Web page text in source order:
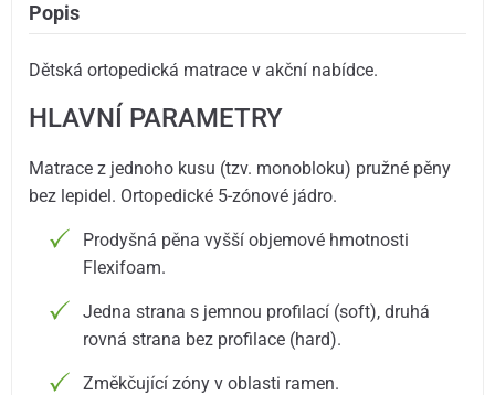
Popis
Dětská ortopedická matrace v akční nabídce.
HLAVNÍ PARAMETRY
Matrace z jednoho kusu (tzv. monobloku) pružné pěny
bez lepidel. Ortopedické 5-zónové jádro.
Prodyšná pěna vyšší objemové hmotnosti
Flexifoam.
Jedna strana s jemnou profilací (soft), druhá
rovná strana bez profilace (hard).
Změkčující zóny v oblasti ramen.